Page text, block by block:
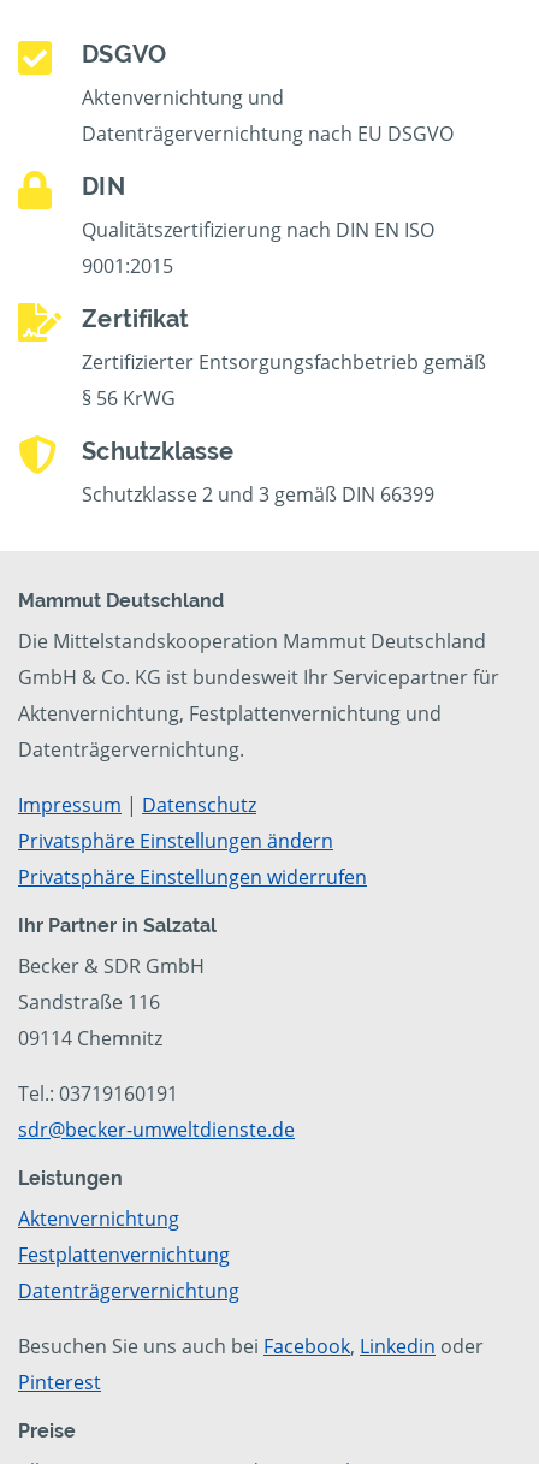
DSGVO
Aktenvernichtung und
Datenträgervernichtung nach EU DSGVO
DIN
Qualitätszertifizierung nach DIN EN ISO
9001:2015
Zertifikat
Zertifizierter Entsorgungsfachbetrieb gemäß
§ 56 KrWG
Schutzklasse
Schutzklasse 2 und 3 gemäß DIN 66399
Mammut Deutschland
Die Mittelstandskooperation Mammut Deutschland
GmbH & Co. KG ist bundesweit Ihr Servicepartner für
Aktenvernichtung, Festplattenvernichtung und
Datenträgervernichtung.
Impressum | Datenschutz
Privatsphäre Einstellungen ändern
Privatsphäre Einstellungen widerrufen
Ihr Partner in Salzatal
Becker & SDR GmbH
Sandstraße 116
09114 Chemnitz
Tel.: 03719160191
sdr@becker-umweltdienste.de
Leistungen
Aktenvernichtung
Festplattenvernichtung
Datenträgervernichtung
Besuchen Sie uns auch bei Facebook, Linkedin oder
Pinterest
Preise